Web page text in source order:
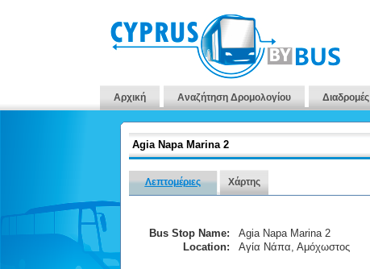
Αρχική Αναζήτηση Δρομολογίου Διαδρομές
Agia Napa Marina 2
Λεπτομέριες Χάρτης
Bus Stop Name:
Agia Napa Marina 2
Location:
Αγία Νάπα, Αμόχωστος